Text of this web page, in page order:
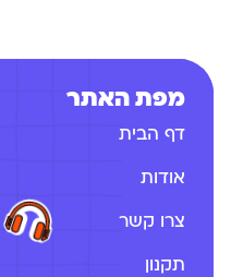
מפת האתר
דף הבית
אודות
צרו קשר
תקנון